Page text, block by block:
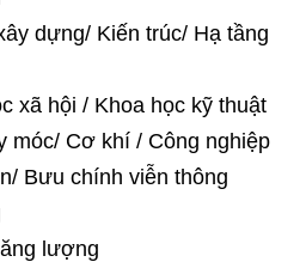
dựng/ Kiến trúc/ Hạ tầng
xã hội / Khoa học kỹ thuật
móc/ Cơ khí / Công nghiệp
Bưu chính viễn thông
lượng